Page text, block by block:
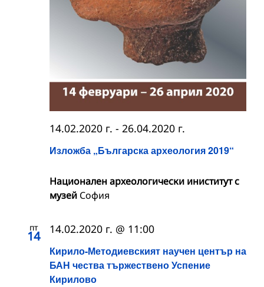
Изложба „Българска археология 2019“
14.02.2020 г. - 26.04.2020 г.
Национален археологически иниститут с
музей София
пт
14
Кирило-Методиевският научен център на
БАН чества тържествено Успение
Кирилово
14.02.2020 г. @ 11:00